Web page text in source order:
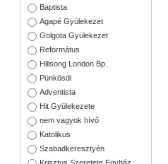
Baptista
Agapé Gyülekezet
Golgota Gyülekezet
Református
Hillsong London Bp.
Pünkösdi
Adventista
Hit Gyülekezete
nem vagyok hívő
Katolikus
Szabadkeresztyén